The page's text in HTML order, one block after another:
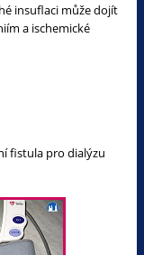
insuflaci může dojít
a ischemické
fistula pro dialýzu